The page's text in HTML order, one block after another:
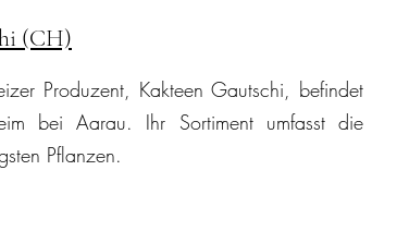
(CH)
Produzent, Kakteen Gautschi, befindet
bei Aarau. Ihr Sortiment umfasst die
Pflanzen.